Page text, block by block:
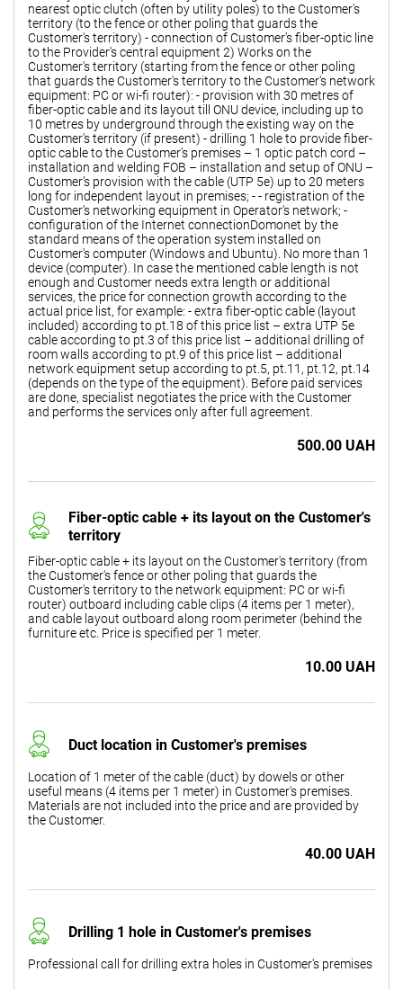
nearest optic clutch (often by utility poles) to the Customer's
territory (to the fence or other poling that guards the
Customer's territory) - connection of Customer's fiber-optic line
to the Provider's central equipment 2) Works on the
Customer's territory (starting from the fence or other poling
that guards the Customer's territory to the Customer's network
equipment: PC or wi-fi router): - provision with 30 metres of
fiber-optic cable and its layout till ONU device, including up to
10 metres by underground through the existing way on the
Customer's territory (if present) - drilling 1 hole to provide fiber-
optic cable to the Customer’s premises – 1 optic patch cord –
installation and welding FOB – installation and setup of ONU –
Customer’s provision with the cable (UTP 5e) up to 20 meters
long for independent layout in premises; - - registration of the
Customer's networking equipment in Operator's network; -
configuration of the Internet connectionDomonet by the
standard means of the operation system installed on
Customer's computer (Windows and Ubuntu). No more than 1
device (computer). In case the mentioned cable length is not
enough and Customer needs extra length or additional
services, the price for connection growth according to the
actual price list, for example: - extra fiber-optic cable (layout
included) according to pt.18 of this price list – extra UTP 5e
cable according to pt.3 of this price list – additional drilling of
room walls according to pt.9 of this price list – additional
network equipment setup according to pt.5, pt.11, pt.12, pt.14
(depends on the type of the equipment). Before paid services
are done, specialist negotiates the price with the Customer
and performs the services only after full agreement.
500.00 UAH
Fiber-optic cable + its layout on the Customer's
territory
Fiber-optic cable + its layout on the Customer's territory (from
the Customer's fence or other poling that guards the
Customer's territory to the network equipment: PC or wi-fi
router) outboard including cable clips (4 items per 1 meter),
and cable layout outboard along room perimeter (behind the
furniture etc. Price is specified per 1 meter.
10.00 UAH
Duct location in Customer's premises
Location of 1 meter of the cable (duct) by dowels or other
useful means (4 items per 1 meter) in Customer's premises.
Materials are not included into the price and are provided by
the Customer.
40.00 UAH
Drilling 1 hole in Customer's premises
Professional call for drilling extra holes in Customer's premises